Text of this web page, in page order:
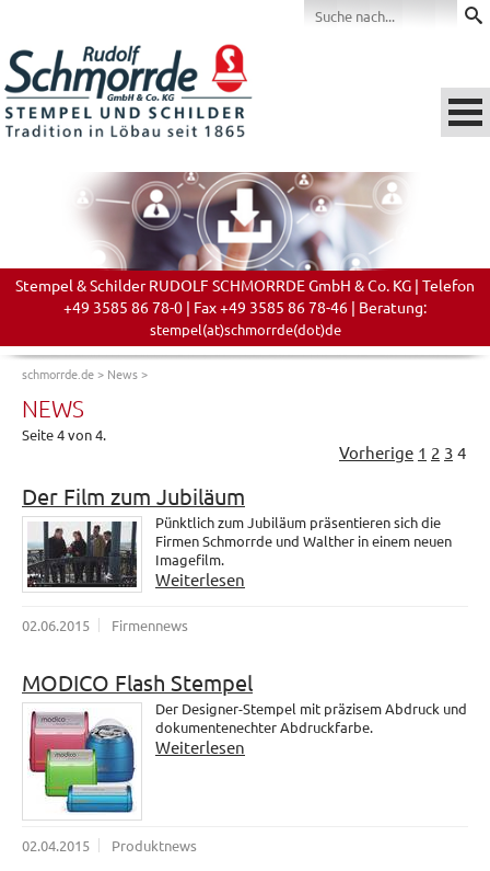
Stempel & Schilder RUDOLF SCHMORRDE GmbH & Co. KG | Telefon
+49 3585 86 78-0 | Fax +49 3585 86 78-46 | Beratung:
stempel(at)schmorrde(dot)de
schmorrde.de> News>
NEWS
Seite 4 von 4.
Vorherige 1 2 3 4
Der Film zum Jubiläum
Pünktlich zum Jubiläum präsentieren sich die
Firmen Schmorrde und Walther in einem neuen
Imagefilm.
Weiterlesen
02.06.2015 Firmennews
MODICO Flash Stempel
Der Designer-Stempel mit präzisem Abdruck und
dokumentenechter Abdruckfarbe.
Weiterlesen
02.04.2015 Produktnews